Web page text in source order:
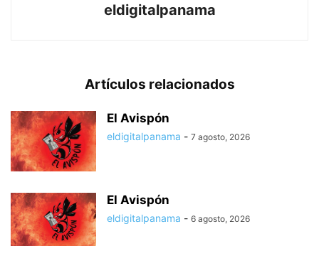
eldigitalpanama
Artículos relacionados
El Avispón
eldigitalpanama - 7 agosto, 2026
El Avispón
eldigitalpanama - 6 agosto, 2026